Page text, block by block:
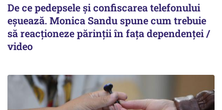
De ce pedepsele și confiscarea telefonului
eșuează. Monica Sandu spune cum trebuie
să reacționeze părinții în fața dependenței /
video